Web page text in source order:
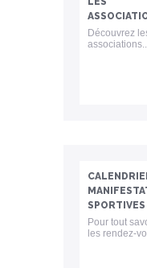
Découvrez
SPORTIVES
Pour tout
les rendez-